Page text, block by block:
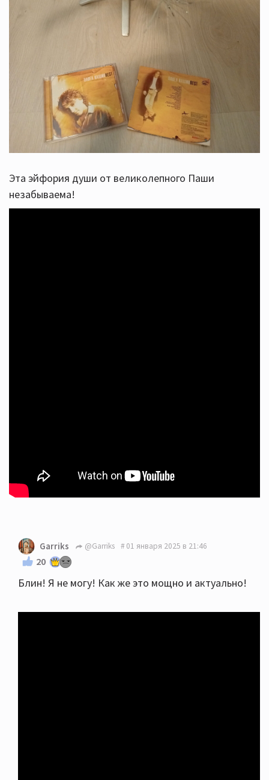
Эта эйфория души от великолепного Паши
незабываема!
Garriks @Garriks 01 января 2025 в 21:46
20
Блин! Я не могу! Как же это мощно и актуально!